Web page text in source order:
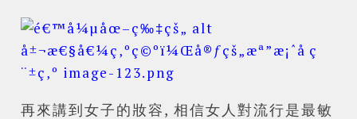
再來講到女子的妝容, 相信女人對流行是最敏